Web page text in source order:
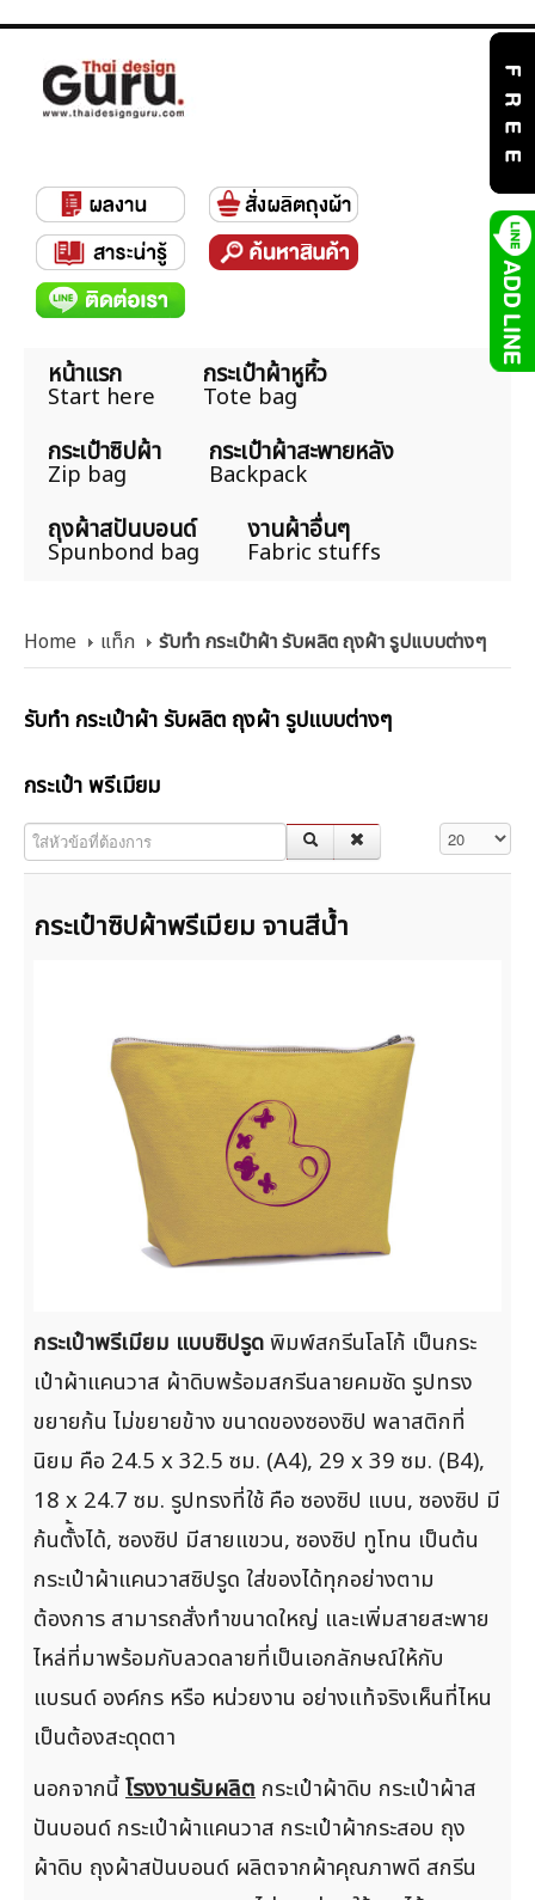
หน้าแรก
Start here
กระเป๋าผ้าหูหิ้ว
Tote bag
กระเป๋าซิปผ้า
Zip bag
กระเป๋าผ้าสะพายหลัง
Backpack
ถุงผ้าสปันบอนด์
Spunbond bag
งานผ้าอื่นๆ
Fabric stuffs
Home แท็ก รับทำ กระเป๋าผ้า รับผลิต ถุงผ้า รูปแบบต่างๆ
รับทำ กระเป๋าผ้า รับผลิต ถุงผ้า รูปแบบต่างๆ
กระเป๋า พรีเมียม
ใส่หัวข้อที่ต้องการ แสดง #
กระเป๋าซิปผ้าพรีเมียม จานสีน้ำ
กระเป๋าพรีเมียม แบบซิปรูดพิมพ์สกรีนโลโก้ เป็นกระ
เป๋าผ้าแคนวาส ผ้าดิบพร้อมสกรีนลายคมชัด รูปทรง
ขยายก้น ไม่ขยายข้าง ขนาดของซองซิป พลาสติกที่
นิยม คือ 24.5 x 32.5 ซม. (A4), 29 x 39 ซม. (ฺB4),
18 x 24.7 ซม. รูปทรงที่ใช้ คือ ซองซิป แบน, ซองซิป มี
ก้นตั้้งได้, ซองซิป มีสายแขวน, ซองซิป ทูโทน เป็นต้น
กระเป๋าผ้าแคนวาสซิปรูด ใส่ของได้ทุกอย่างตาม
ต้องการ สามารถสั่งทำขนาดใหญ่ และเพิ่มสายสะพาย
ไหล่ที่มาพร้อมกับลวดลายที่เป็นเอกลักษณ์ให้กับ
แบรนด์ องค์กร หรือ หน่วยงาน อย่างแท้จริงเห็นที่ไหน
เป็นต้องสะดุดตา
นอกจากนี้โรงงานรับผลิต กระเป๋าผ้าดิบ กระเป๋าผ้าส
ปันบอนด์ กระเป๋าผ้าแคนวาส กระเป๋าผ้ากระสอบ ถุง
ผ้าดิบ ถุงผ้าสปันบอนด์ ผลิตจากผ้าคุณภาพดี สกรีน